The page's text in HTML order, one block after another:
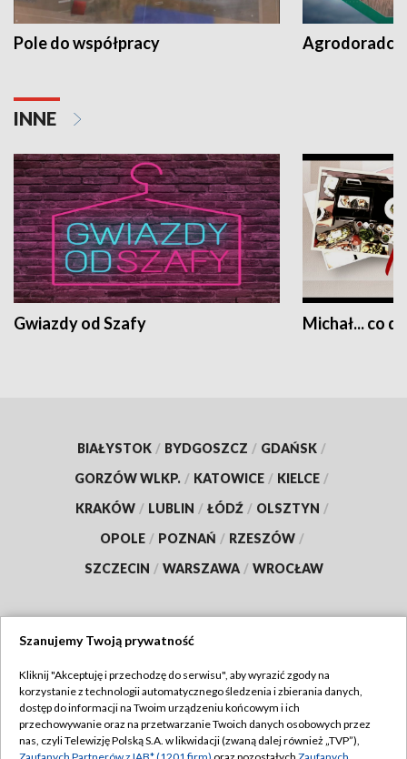
Pole do współpracy Agrodoradcy
INNE
Gwiazdy od Szafy Michał... co
BIAŁYSTOK / BYDGOSZCZ / GDAŃSK /
GORZÓW WLKP. / KATOWICE / KIELCE /
KRAKÓW / LUBLIN / ŁÓDŹ / OLSZTYN /
OPOLE / POZNAŃ / RZESZÓW /
SZCZECIN / WARSZAWA / WROCŁAW
TVP
Abonament TVP
Emisja w TVP
Regulamin TVP
Szanujemy Twoją prywatność
Kliknij "Akceptuję i przechodzę do serwisu", aby wyrazić zgody na
korzystanie z technologii automatycznego śledzenia i zbierania danych,
dostęp do informacji na Twoim urządzeniu końcowym i ich
przechowywanie oraz na przetwarzanie Twoich danych osobowych przez
nas, czyli Telewizję Polską S.A. w likwidacji (zwaną dalej również „TVP”),